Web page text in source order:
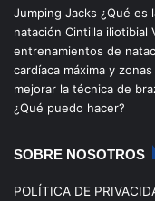
Jumping Jacks ¿Qué es
natación Cintilla iliotibial
entrenamientos de
cardíaca máxima y
mejorar la técnica de
¿Qué puedo hacer?
SOBRE NOSOTROS
POLÍTICA DE